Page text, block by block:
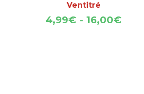
Ventitré
4,99€ - 16,00€